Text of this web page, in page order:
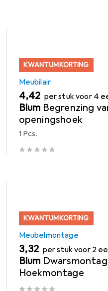
KWANTUMKORTING
Meubilair
EUR
4,42 per stuk voor 4
Blum Begrenzing
openingshoek
1 Pcs.
KWANTUMKORTING
Meubelmontage
EUR
3,32 per stuk voor 2
Blum
Hoekmontage